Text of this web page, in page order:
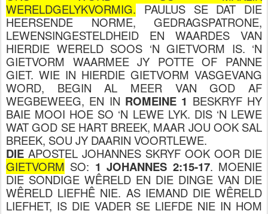
WERELDGELYKVORMIG.PAULUS SE DAT DIE
HEERSENDE NORME, GEDRAGSPATRONE,
LEWENSINGESTELDHEID EN WAARDES VAN
HIERDIE WERELD SOOS ‘N GIETVORM IS. ‘N
GIETVORM WAARMEE JY POTTE OF PANNE
GIET. WIE IN HIERDIE GIETVORM VASGEVANG
WORD, BEGIN AL MEER VAN GOD AF
WEGBEWEEG, EN IN ROMEINE 1 BESKRYF HY
BAIE MOOI HOE SO ‘N LEWE LYK. DIS ‘N LEWE
WAT GOD SE HART BREEK, MAAR JOU OOK SAL
BREEK, SOU JY DAARIN VOORTLEWE.
DIE APOSTEL JOHANNES SKRYF OOK OOR DIE
GIETVORM SO: 1 JOHANNES 2:15-17. MOENIE
DIE SONDIGE WÊRELD EN DIE DINGE VAN DIE
WÊRELD LIEFHÊ NIE. AS IEMAND DIE WÊRELD
LIEFHET, IS DIE VADER SE LIEFDE NIE IN HOM